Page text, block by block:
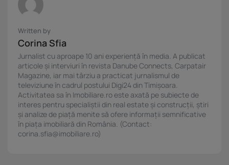
Written by
Corina Sfia
Jurnalist cu aproape 10 ani experiență în media. A publicat
articole și interviuri în revista Danube Connects, Carpatair
Magazine, iar mai târziu a practicat jurnalismul de
televiziune în cadrul postului Digi24 din Timișoara.
Activitatea sa în Imobiliare.ro este axată pe subiecte de
interes pentru specialiștii din real estate și construcții, știri
și analize de piață menite să ofere informații semnificative
în piața imobiliară din România. (Contact:
corina.sfia@imobiliare.ro)